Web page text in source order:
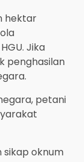
hektar
Jika
penghasilan
petani
sikap oknum